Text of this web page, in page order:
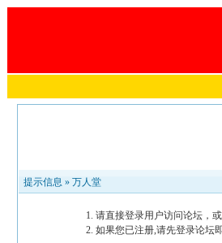
提示信息 » 万人堂
请直接登录用户访问论坛，
如果您已注册,请先登录论坛